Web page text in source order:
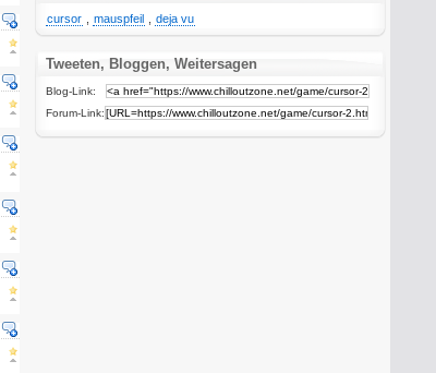
cursor mauspfeil deja vu
Tweeten, Bloggen, Weitersagen
Blog-Link:
Forum-Link: